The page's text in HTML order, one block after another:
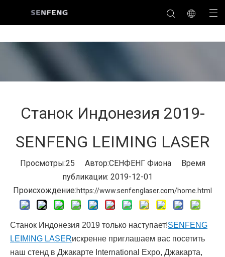
Станок Индонезия 2019-
SENFENG LEIMING LASER
Просмотры:25 Автор:СЕНФЕНГ Фиона Время
публикации: 2019-12-01
Происхождение:https://www.senfenglaser.com/home.html
Станок Индонезия 2019 только наступает!SENFENG
LEIMING LASERискренне приглашаем вас посетить
наш стенд в Джакарте International Expo, Джакарта,